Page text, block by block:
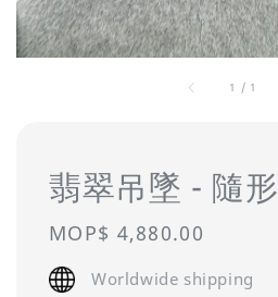
1 / 1
翡翠吊墜 - 隨形
Regular
price
MOP$ 4,880.00
Worldwide shipping